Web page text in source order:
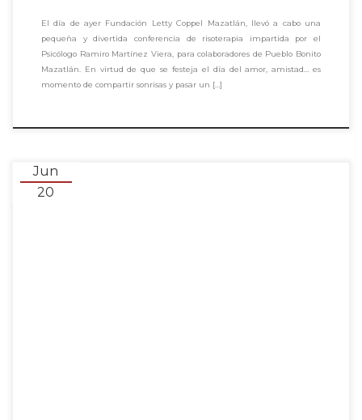
El día de ayer Fundación Letty Coppel Mazatlán, llevó a cabo una
pequeña y divertida conferencia de risoterapia impartida por el
Psicólogo Ramiro Martínez Viera, para colaboradores de Pueblo Bonito
Mazatlán. En virtud de que se festeja el día del amor, amistad… es
momento de compartir sonrisas y pasar un […]
Jun
20